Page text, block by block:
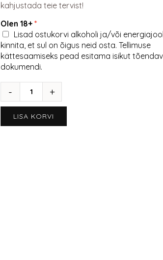
kahjustada teie tervist!
Olen 18+
Lisad ostukorvi alkoholi ja/või
kinnita, et sul on õigus neid osta. Tellimuse
kättesaamiseks pead esitama isikut
dokumendi.
LISA KORVI